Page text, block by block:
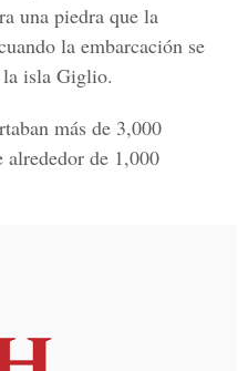
una piedra que la
la embarcación se
la isla Giglio.
más de 3,000
de 1,000